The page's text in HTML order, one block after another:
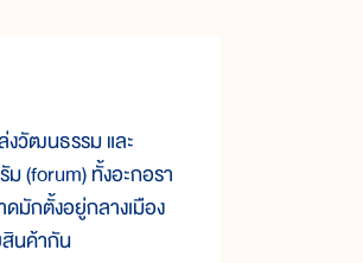
วัฒนธรรม และ
(forum) ทั้งอะกอรา
มักตั้งอยู่กลางเมือง
สินค้ากัน